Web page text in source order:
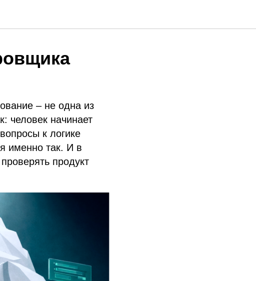
– не одна из
человек начинает
к логике
именно так. И в
продукт